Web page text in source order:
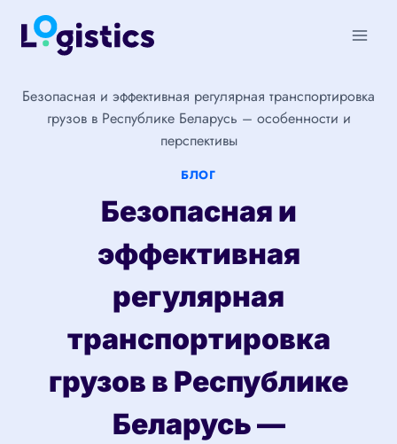
Перейти
Безопасная и эффективная регулярная транспортировка
грузов в Республике Беларусь – особенности и
перспективы
БЛОГ
Безопасная и
эффективная
регулярная
транспортировка
грузов в Республике
Беларусь —